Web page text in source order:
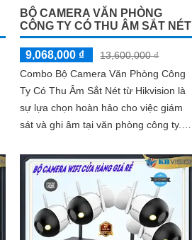
BỘ CAMERA VĂN PHÒNG
CÔNG TY CÓ THU ÂM SẮT NÉT
9,068,000 ₫
13,600,000 ₫
Combo Bộ Camera Văn Phòng Công
Ty Có Thu Âm Sắt Nét từ Hikvision là
sự lựa chọn hoàn hảo cho việc giám
sát và ghi âm tại văn phòng công ty.
Bộ...